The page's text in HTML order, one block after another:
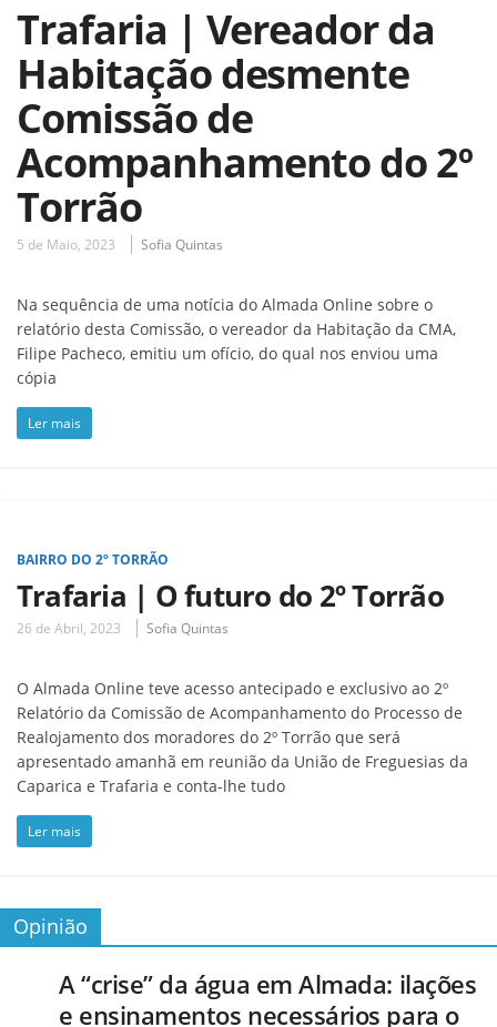
Trafaria | Vereador da
Habitação desmente
Comissão de
Acompanhamento do 2º
Torrão
5 de Maio, 2023 Sofia Quintas
Na sequência de uma notícia do Almada Online sobre o
relatório desta Comissão, o vereador da Habitação da CMA,
Filipe Pacheco, emitiu um ofício, do qual nos enviou uma
cópia
Ler mais
BAIRRO DO 2º TORRÃO
Trafaria | O futuro do 2º Torrão
26 de Abril, 2023 Sofia Quintas
O Almada Online teve acesso antecipado e exclusivo ao 2º
Relatório da Comissão de Acompanhamento do Processo de
Realojamento dos moradores do 2º Torrão que será
apresentado amanhã em reunião da União de Freguesias da
Caparica e Trafaria e conta-lhe tudo
Ler mais
Opinião
A “crise” da água em Almada: ilações
e ensinamentos necessários para o